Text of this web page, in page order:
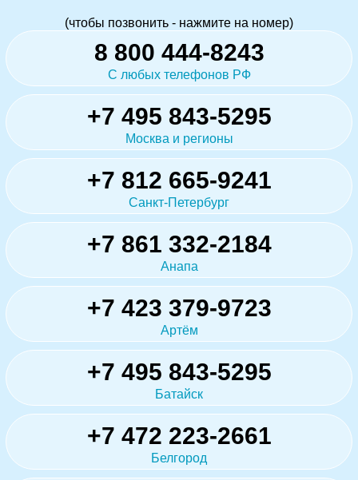
(чтобы позвонить - нажмите на номер)
8 800 444-8243
С любых телефонов РФ
+7 495 843-5295
Москва и регионы
+7 812 665-9241
Санкт-Петербург
+7 861 332-2184
Анапа
+7 423 379-9723
Артём
+7 495 843-5295
Батайск
+7 472 223-2661
Белгород